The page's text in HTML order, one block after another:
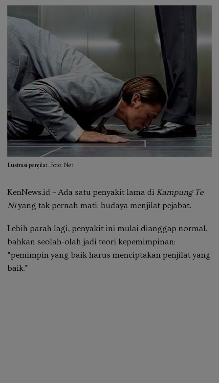
Ilustrasi penjilat. Foto: Net
KenNews.id – Ada satu penyakit lama di Kampung Te
Niyang tak pernah mati: budaya menjilat pejabat.
Lebih parah lagi, penyakit ini mulai dianggap normal,
bahkan seolah-olah jadi teori kepemimpinan:
“pemimpin yang baik harus menciptakan penjilat yang
baik.”